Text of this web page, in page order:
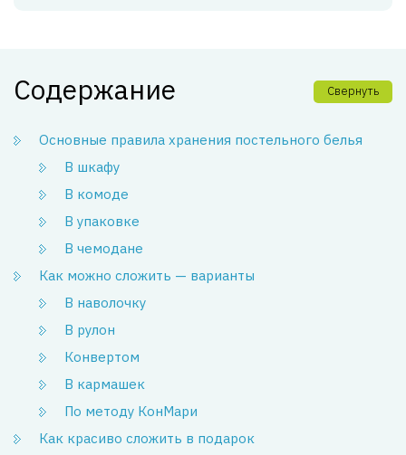
Содержание Свернуть
Основные правила хранения постельного белья
В шкафу
В комоде
В упаковке
В чемодане
Как можно сложить — варианты
В наволочку
В рулон
Конвертом
В кармашек
По методу КонМари
Как красиво сложить в подарок